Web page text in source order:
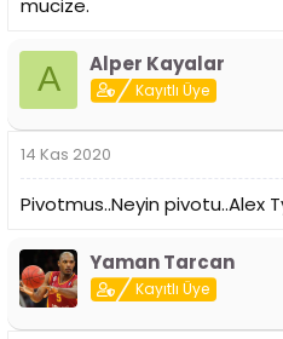
mucize.
A Alper Kayalar
Kayıtlı Üye
14 Kas 2020
Pivotmus..Neyin pivotu..Alex
Yaman Tarcan
Kayıtlı Üye